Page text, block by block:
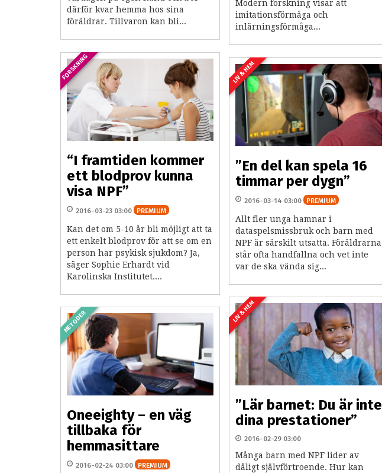
därför kvar hemma hos sina
föräldrar. Tillvaron kan bli...
Modern forskning visar att
imitationsförmåga och
inlärningsförmåga...
FORSKNING
“I framtiden kommer
ett blodprov kunna
visa NPF”
2016-03-23 03:00 PREMIUM
Kan det om 5-10 år bli möjligt att ta
ett enkelt blodprov för att se om en
person har psykisk sjukdom? Ja,
säger Sophie Erhardt vid
Karolinska Institutet....
LIV & HEM
”En del kan spela 16
timmar per dygn”
2016-03-14 03:00 PREMIUM
Allt fler unga hamnar i
dataspelsmissbruk och barn med
NPF är särskilt utsatta. Föräldrarna
står ofta handfallna och vet inte
var de ska vända sig...
LIV & HEM
”Lär barnet: Du är inte
dina prestationer”
2016-02-29 03:00
Många barn med NPF lider av
dåligt självförtroende. Hur kan
METODER
Oneeighty – en väg
tillbaka för
hemmasittare
2016-02-24 03:00 PREMIUM